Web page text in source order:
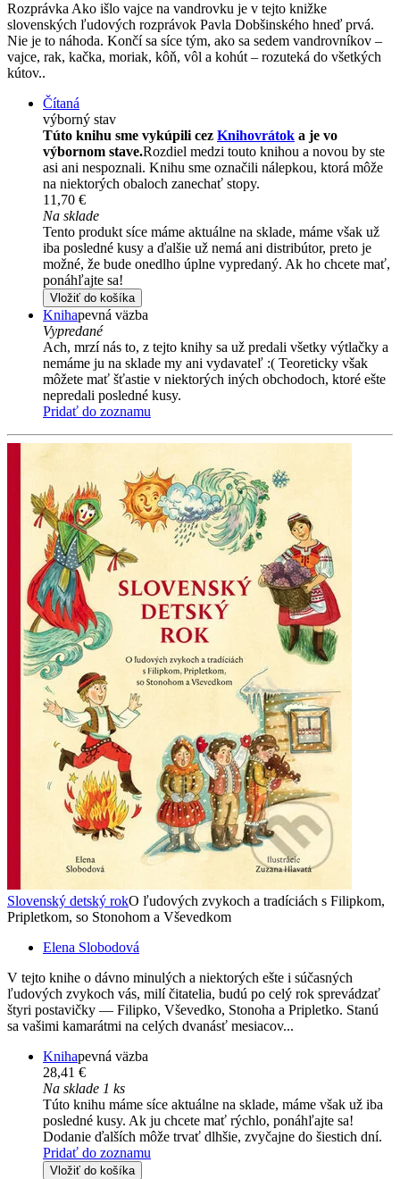
Rozprávka Ako išlo vajce na vandrovku je v tejto knižke
slovenských ľudových rozprávok Pavla Dobšinského hneď prvá.
Nie je to náhoda. Končí sa síce tým, ako sa sedem vandrovníkov –
vajce, rak, kačka, moriak, kôň, vôl a kohút – rozuteká do všetkých
kútov..
Čítaná
výborný stav
Túto knihu sme vykúpili cez Knihovrátok a je vo
výbornom stave.Rozdiel medzi touto knihou a novou by ste
asi ani nespoznali. Knihu sme označili nálepkou, ktorá môže
na niektorých obaloch zanechať stopy.
11,70 €
Na sklade
Tento produkt síce máme aktuálne na sklade, máme však už
iba posledné kusy a ďalšie už nemá ani distribútor, preto je
možné, že bude onedlho úplne vypredaný. Ak ho chcete mať,
ponáhľajte sa!
Vložiť do košíka
Knihapevná väzba
Vypredané
Ach, mrzí nás to, z tejto knihy sa už predali všetky výtlačky a
nemáme ju na sklade my ani vydavateľ :( Teoreticky však
môžete mať šťastie v niektorých iných obchodoch, ktoré ešte
nepredali posledné kusy.
Pridať do zoznamu
Slovenský detský rokO ľudových zvykoch a tradíciách s Filipkom,
Pripletkom, so Stonohom a Vševedkom
Elena Slobodová
V tejto knihe o dávno minulých a niektorých ešte i súčasných
ľudových zvykoch vás, milí čitatelia, budú po celý rok sprevádzať
štyri postavičky — Filipko, Vševedko, Stonoha a Pripletko. Stanú
sa vašimi kamarátmi na celých dvanásť mesiacov...
Knihapevná väzba
28,41 €
Na sklade 1 ks
Túto knihu máme síce aktuálne na sklade, máme však už iba
posledné kusy. Ak ju chcete mať rýchlo, ponáhľajte sa!
Dodanie ďalších môže trvať dlhšie, zvyčajne do šiestich dní.
Pridať do zoznamu
Vložiť do košíka